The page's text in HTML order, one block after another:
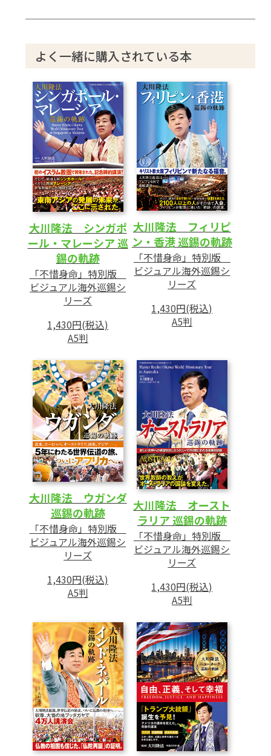
よく一緒に購入されている本
大川隆法 シンガポ
ール・マレーシア 巡
錫の軌跡
「不惜身命」特別版
ビジュアル海外巡錫シ
リーズ
1,430円(税込)
A5判
大川隆法 フィリピ
ン・香港 巡錫の軌跡
「不惜身命」特別版
ビジュアル海外巡錫シ
リーズ
1,430円(税込)
A5判
大川隆法 ウガンダ
巡錫の軌跡
「不惜身命」特別版
ビジュアル海外巡錫シ
リーズ
1,430円(税込)
A5判
大川隆法 オースト
ラリア 巡錫の軌跡
「不惜身命」特別版
ビジュアル海外巡錫シ
リーズ
1,430円(税込)
A5判